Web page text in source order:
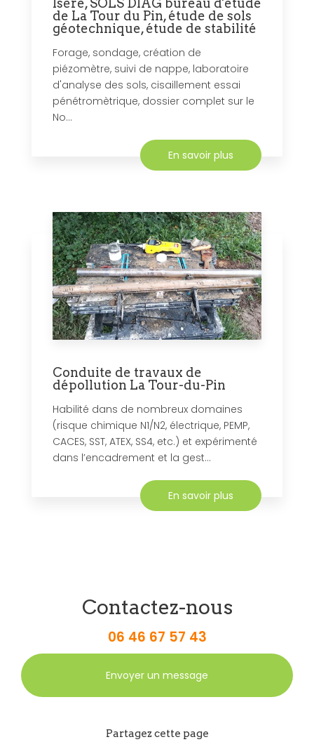
Isère, SOLS DIAG bureau d'étude
de La Tour du Pin, étude de sols
géotechnique, étude de stabilité
Forage, sondage, création de
piézomètre, suivi de nappe, laboratoire
d'analyse des sols, cisaillement essai
pénétromètrique, dossier complet sur le
No...
En savoir plus
Conduite de travaux de
dépollution La Tour-du-Pin
Habilité dans de nombreux domaines
(risque chimique N1/N2, électrique, PEMP,
CACES, SST, ATEX, SS4, etc.) et expérimenté
dans l’encadrement et la gest...
En savoir plus
Contactez-nous
06 46 67 57 43
Envoyer un message
Partagez cette page